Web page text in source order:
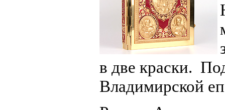
в две краски.
Владимирской